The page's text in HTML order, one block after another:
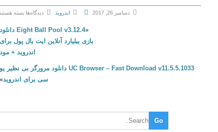
دسامبر 26, 2017 اندروید
دیدگاه‌ها
A
p
i
بسته هستند
Eight Ball Pool v3.12.4 دانلود
بازی بیلیارد آنلاین ایت بال پول برای
اندروید + مود
UC Browser – Fast Download v11.5.5.1033 دانلود مرورگر بی نظیر یو
سی برای اندروید»